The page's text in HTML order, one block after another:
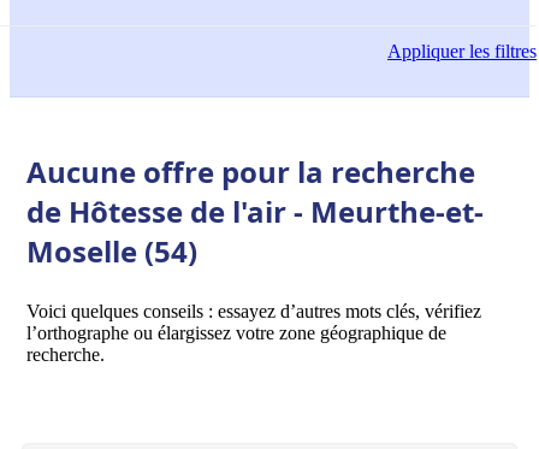
Appliquerles filtres
Aucune offre pour la recherche
de Hôtesse de l'air - Meurthe-et-
Moselle (54)
Voici quelques conseils : essayez d’autres mots clés, vérifiez
l’orthographe ou élargissez votre zone géographique de
recherche.